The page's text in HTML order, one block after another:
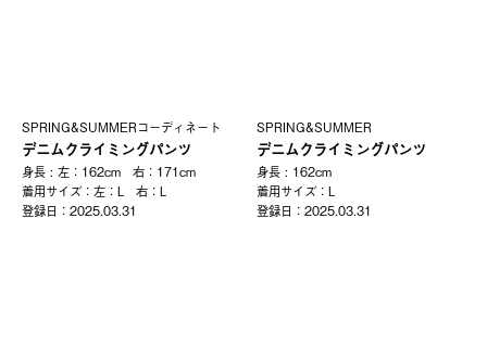
SPRING&SUMMERコーディネート
デニムクライミングパンツ
身長 : 左：162cm 右：171cm
着⽤サイズ：左：L 右：L
登録⽇：2025.03.31
SPRING&SUMMER
デニムクライミングパンツ
身長 : 162cm
着⽤サイズ：L
登録⽇：2025.03.31